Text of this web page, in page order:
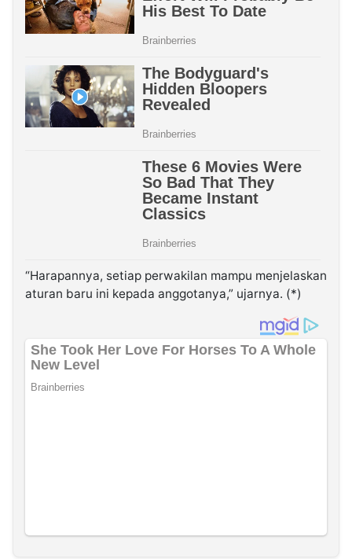
“Harapannya, setiap perwakilan mampu menjelaskan
aturan baru ini kepada anggotanya,” ujarnya. (*)